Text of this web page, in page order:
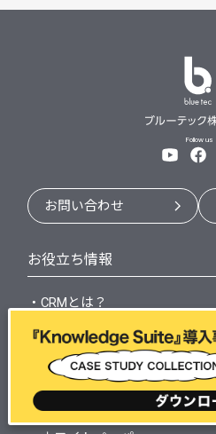
Follow us
お問い合わせ
お役立ち情報
・CRMとは？
・SFAとは？
・RPAとは？
・ビジネスチャットとは？